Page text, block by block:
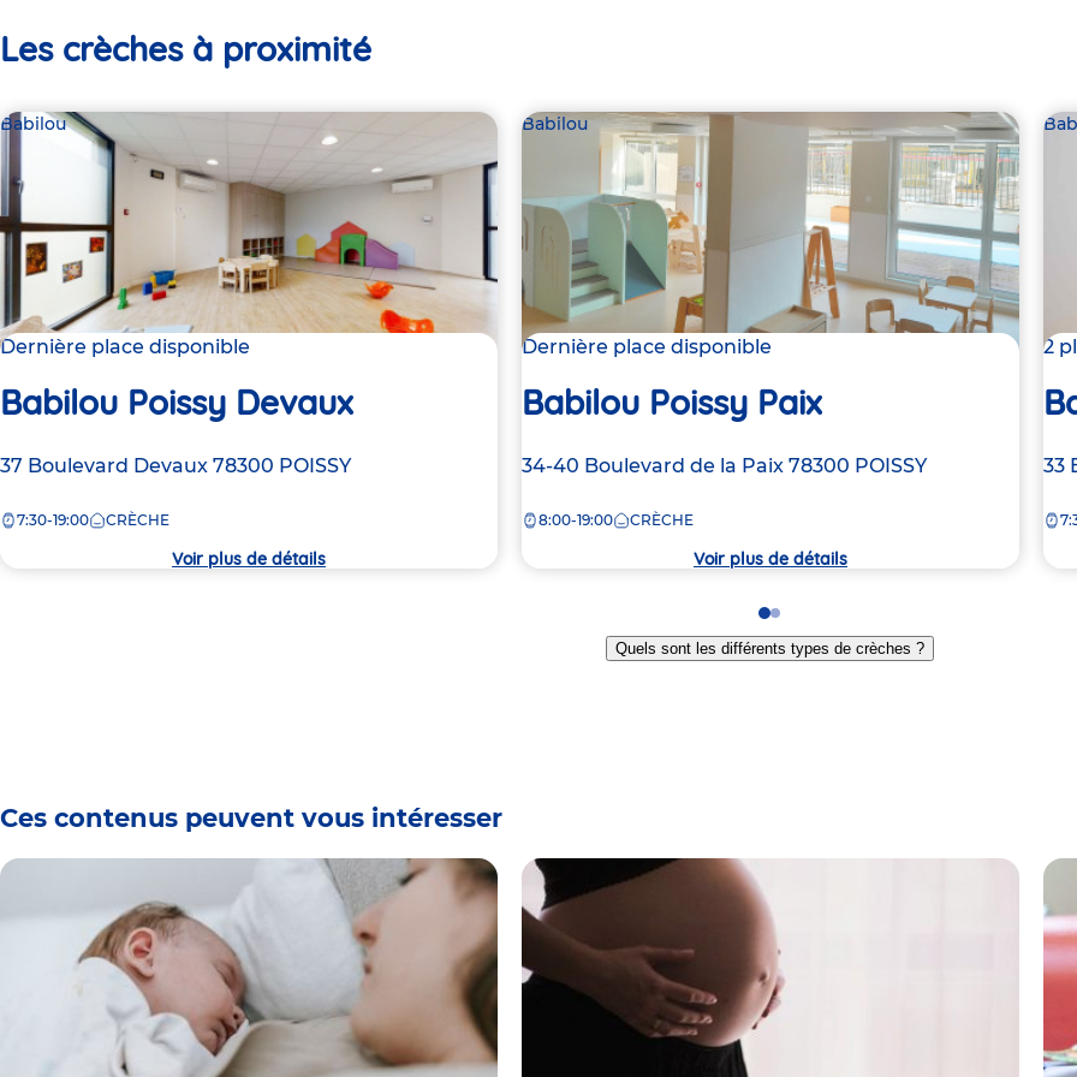
Les crèches à proximité
Babilou
Dernière place disponible
Babilou Poissy Devaux
Adresse
la
37 Boulevard Devaux 78300 POISSY
7:30-19:00 CRÈCHE
Voir plus de détails
Babilou
Dernière place disponible
Babilou Poissy Paix
Adresse
la
34-40 Boulevard de la Paix 78300 POISSY
8:00-19:00 CRÈCHE
Voir plus de détails
2
la
33
Go
to
slide
Go
to
slide
Quels sont les différents types de crèches ?
Ces contenus peuvent vous intéresser